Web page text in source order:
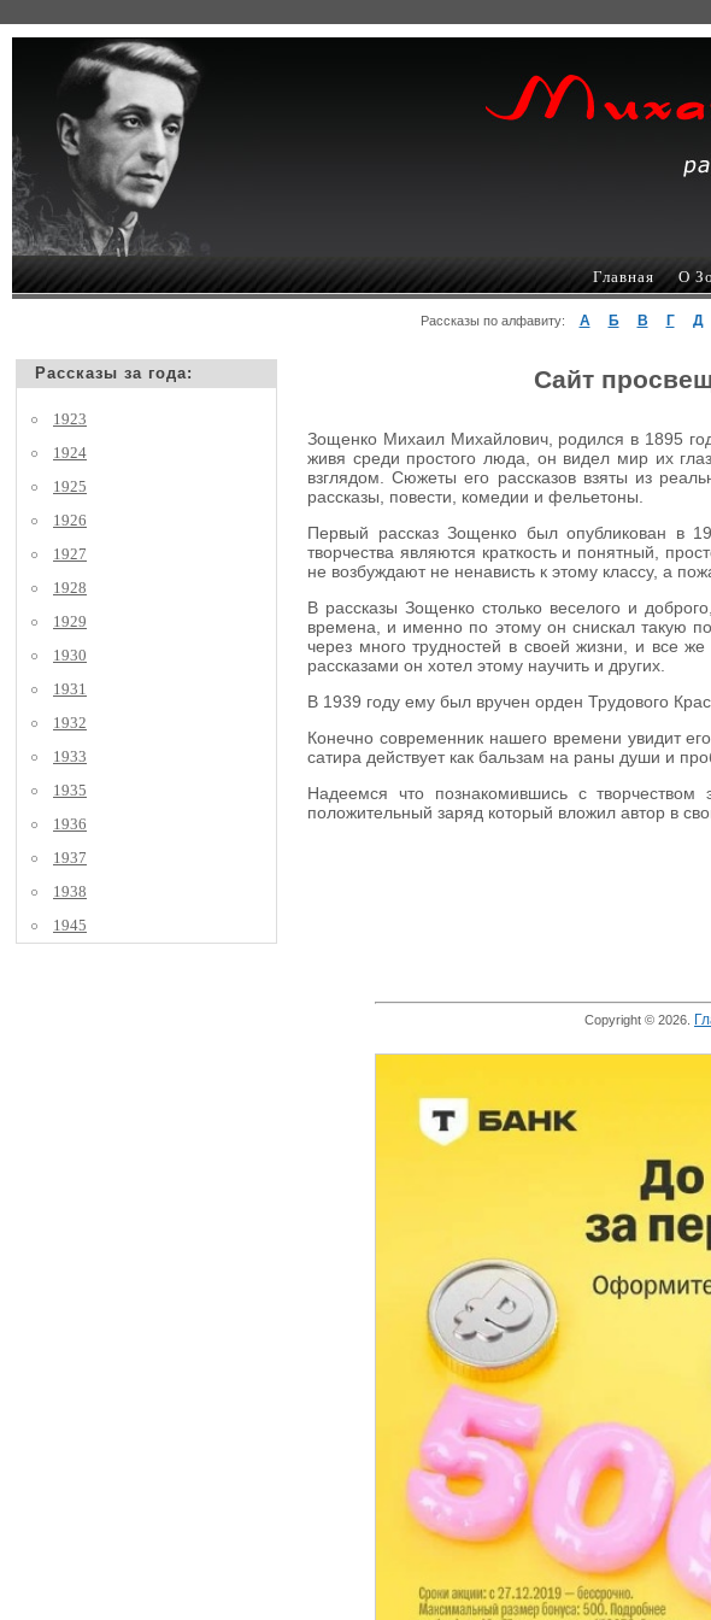
Главная О
Рассказы по алфавиту: А Б В Г Д
Рассказы за года:
1923
1924
1925
1926
1927
1928
1929
1930
1931
1932
1933
1935
1936
1937
1938
1945
Сайт
Зощенко Михаил Михайлович, родился в 1895
живя среди простого люда, он видел мир их
взглядом. Сюжеты его рассказов взяты из
рассказы, повести, комедии и фельетоны.
Первый рассказ Зощенко был опубликован в
творчества являются краткость и понятный,
не возбуждают не ненависть к этому классу, а
В рассказы Зощенко столько веселого и
времена, и именно по этому он снискал такую
через много трудностей в своей жизни, и все
рассказами он хотел этому научить и других.
В 1939 году ему был вручен орден Трудового
Конечно современник нашего времени увидит
сатира действует как бальзам на раны души и
Надеемся что познакомившись с
положительный заряд который вложил автор в
Copyright © 2026.